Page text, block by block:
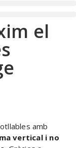
el
amb
vertical i no